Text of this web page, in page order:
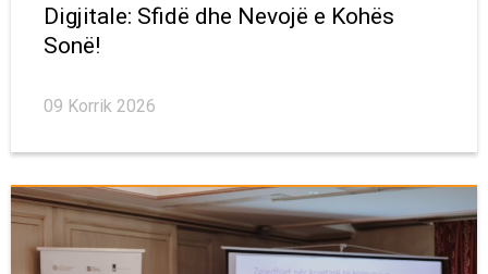
Digjitale: Sfidë dhe Nevojë e Kohës
Sonë!
09 Korrik 2026